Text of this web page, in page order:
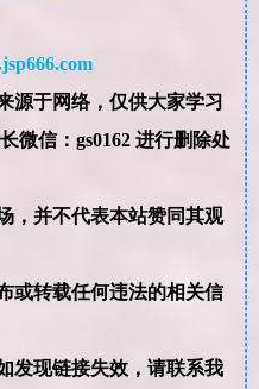
源于网络，仅供大家学习
进行删除处
，并不代表本站赞同其观
或转载任何违法的相关信
发现链接失效，请联系我